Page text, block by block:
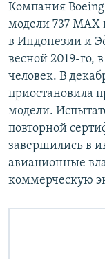
Компания Boeing
модели 737 MAX
в Индонезии и
весной 2019-го,
человек. В
приостановила
модели.
повторной
завершились в
авиационные
коммерческую